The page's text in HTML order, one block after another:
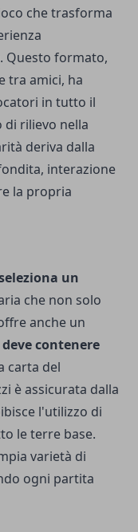
che trasforma
Questo formato,
tra amici, ha
in tutto il
rilievo nella
deriva dalla
interazione
la propria
un
che non solo
anche un
contenere
carta del
è assicurata dalla
l'utilizzo di
le terre base.
varietà di
ogni partita